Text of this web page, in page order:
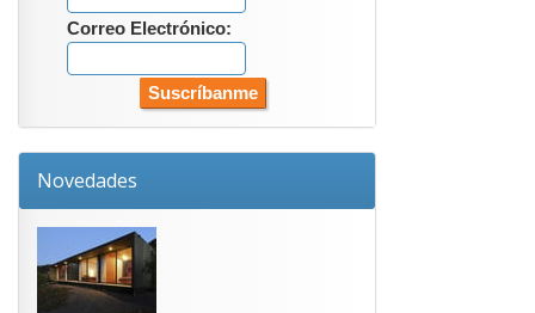
Correo Electrónico:
Novedades